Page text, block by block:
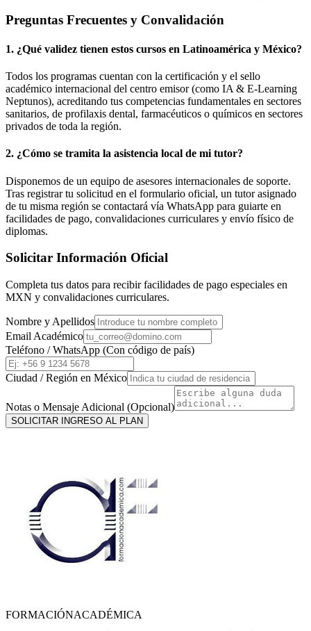
Preguntas Frecuentes y Convalidación
1. ¿Qué validez tienen estos cursos en Latinoamérica y México?
Todos los programas cuentan con la certificación y el sello
académico internacional del centro emisor (como IA & E-Learning
Neptunos), acreditando tus competencias fundamentales en sectores
sanitarios, de profilaxis dental, farmacéuticos o químicos en sectores
privados de toda la región.
2. ¿Cómo se tramita la asistencia local de mi tutor?
Disponemos de un equipo de asesores internacionales de soporte.
Tras registrar tu solicitud en el formulario oficial, un tutor asignado
de tu misma región se contactará vía WhatsApp para guiarte en
facilidades de pago, convalidaciones curriculares y envío físico de
diplomas.
Solicitar Información Oficial
Completa tus datos para recibir facilidades de pago especiales en
MXN y convalidaciones curriculares.
Nombre y Apellidos
Email Académico
Teléfono / WhatsApp (Con código de país)
Ciudad / Región en México
Notas o Mensaje Adicional (Opcional)
SOLICITAR INGRESO AL PLAN
FORMACIÓNACADÉMICA